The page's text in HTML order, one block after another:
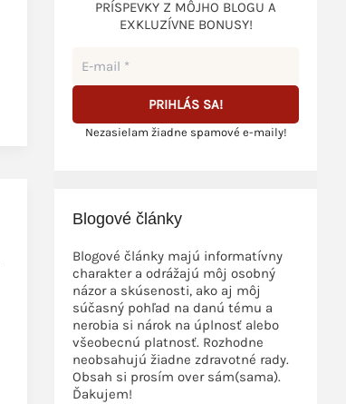
PRÍSPEVKY Z MÔJHO BLOGU A
EXKLUZÍVNE BONUSY!
Nezasielam žiadne spamové e-maily!
Blogové články
Blogové články majú informatívny
charakter a odrážajú môj osobný
názor a skúsenosti, ako aj môj
súčasný pohľad na danú tému a
nerobia si nárok na úplnosť alebo
všeobecnú platnosť. Rozhodne
neobsahujú žiadne zdravotné rady.
Obsah si prosím over sám(sama).
Ďakujem!